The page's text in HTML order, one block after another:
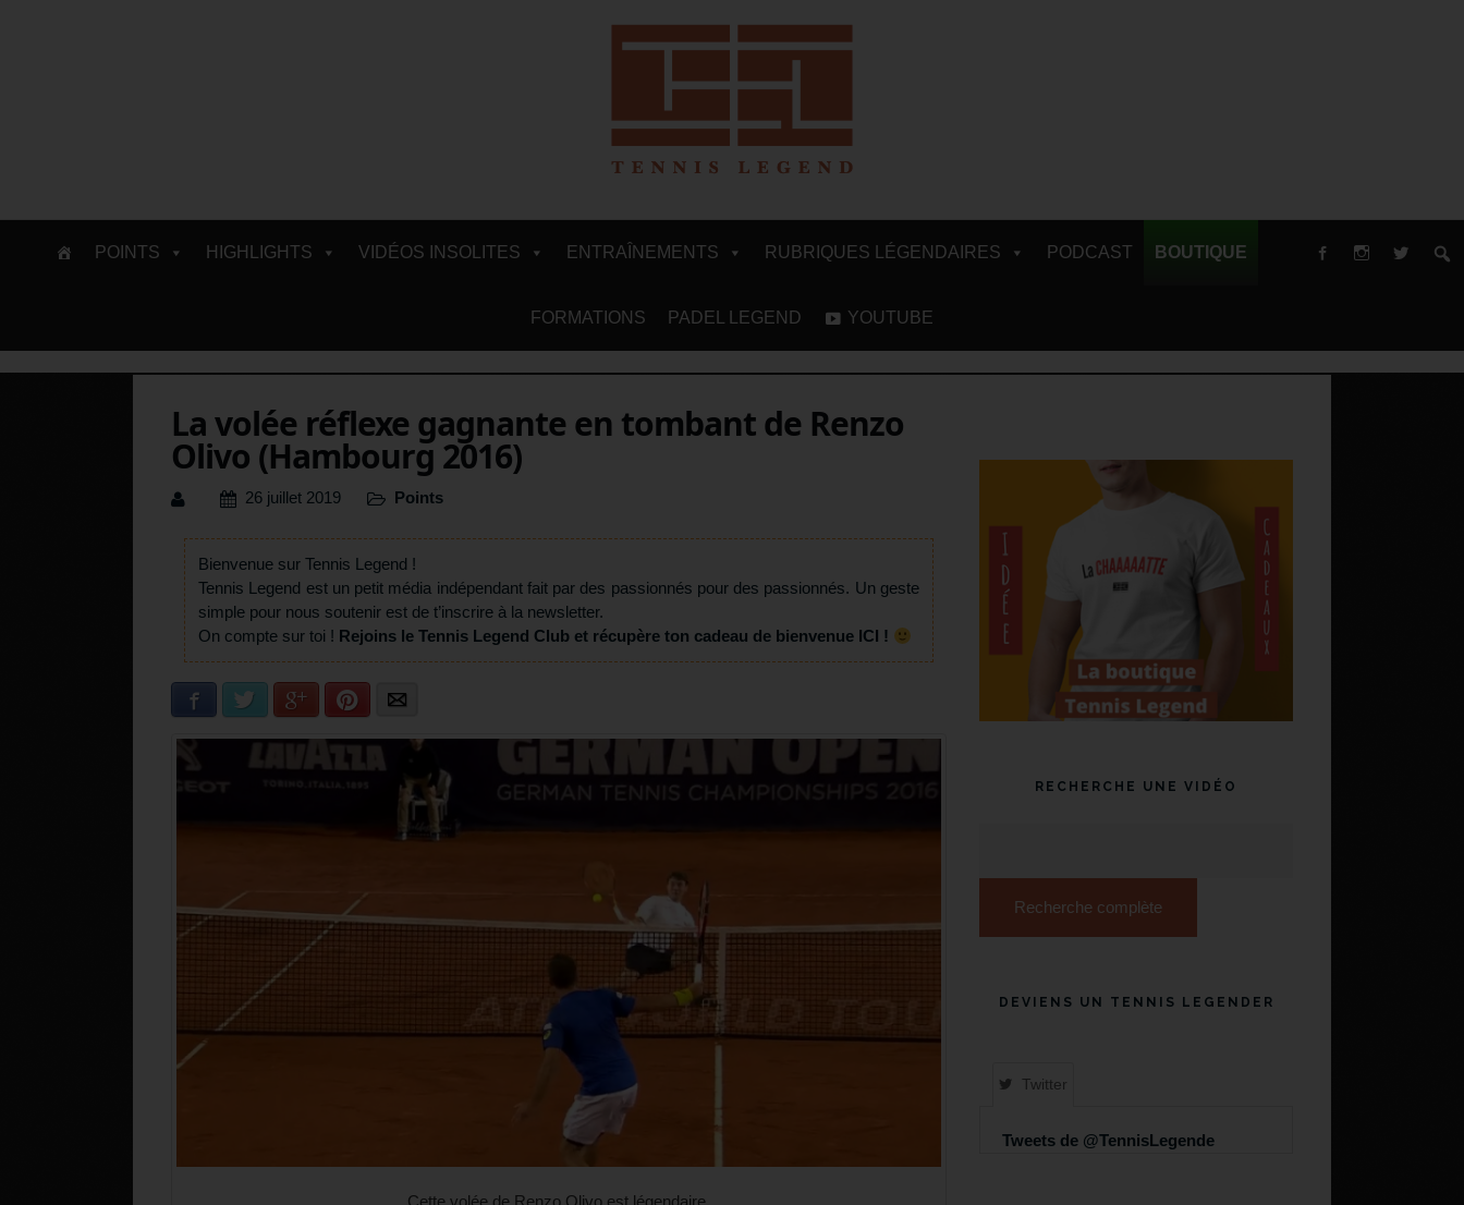
POINTS HIGHLIGHTS VIDÉOS INSOLITES ENTRAÎNEMENTS RUBRIQUES LÉGENDAIRES PODCAST BOUTIQUE
FORMATIONS PADEL LEGEND YOUTUBE
La volée réflexe gagnante en tombant de Renzo
Olivo (Hambourg 2016)
26 juillet 2019 Points
Bienvenue sur Tennis Legend !
Tennis Legend est un petit média indépendant fait par des passionnés pour des passionnés. Un geste
simple pour nous soutenir est de t’inscrire à la newsletter.
On compte sur toi ! Rejoins le Tennis Legend Club et récupère ton cadeau de bienvenue ICI !
Facebook Twitter Google+ Pinterest
RECHERCHE UNE VIDÉO
Recherche complète
DEVIENS UN TENNIS LEGENDER
Twitter
Tweets de @TennisLegende